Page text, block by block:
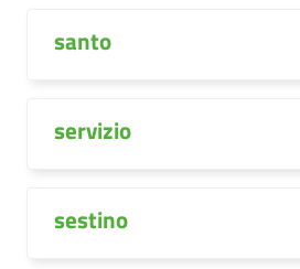
santo
servizio
sestino